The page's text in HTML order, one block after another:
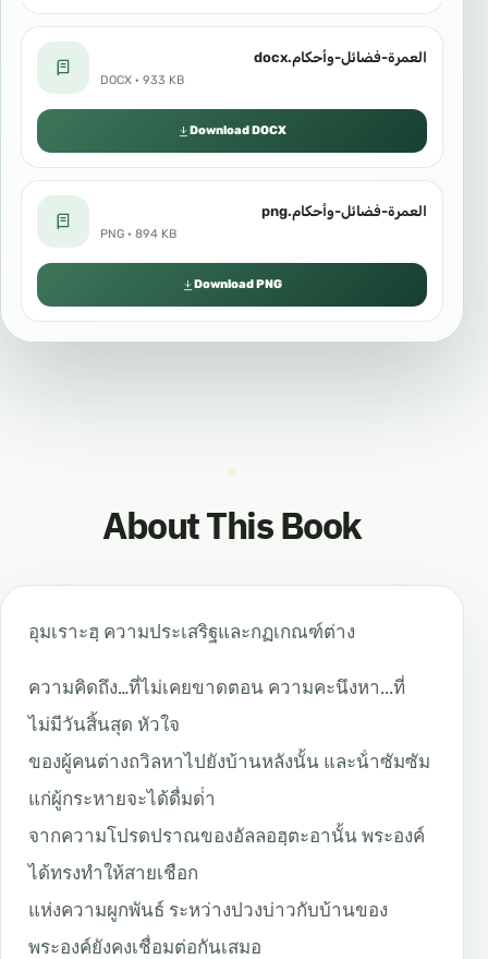
العمرة-فضائل-وأحكام.docx
DOCX · 933 KB
Download DOCX
العمرة-فضائل-وأحكام.png
PNG · 894 KB
Download PNG
About This Book
อุมเราะฮฺ ความประเสริฐและกฏเกณฑ์ต่าง
ความคิดถึง…ที่ไม่เคยขาดตอน ความคะนึงหา...ที่
ไม่มีวันสิ้นสุด หัวใจ
ของผู้คนต่างถวิลหาไปยังบ้านหลังนั้น และน้ําซัมซัม
แก่ผู้กระหายจะได้ดื่มด่ํา
จากความโปรดปราณของอัลลอฮฺตะอานั้น พระองค์
ได้ทรงทําให้สายเชือก
แห่งความผูกพันธ์ ระหว่างปวงบ่าวกับบ้านของ
พระองค์ยังคงเชื่อมต่อกันเสมอ